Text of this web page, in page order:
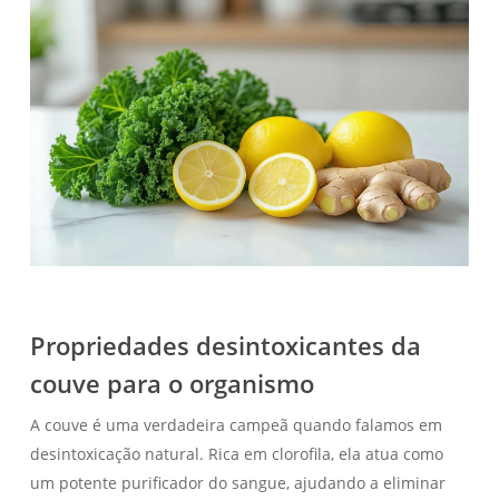
Propriedades desintoxicantes da
couve para o organismo
A couve é uma verdadeira campeã quando falamos em
desintoxicação natural. Rica em clorofila, ela atua como
um potente purificador do sangue, ajudando a eliminar